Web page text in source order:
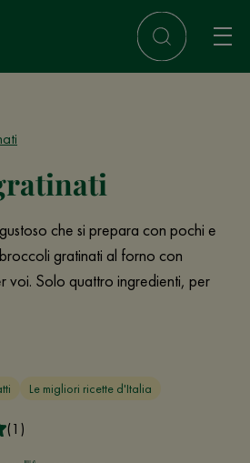
che si prepara con pochi e
gratinati al forno con
voi. Solo quattro ingredienti, per
Le migliori ricette d'Italia
(1)